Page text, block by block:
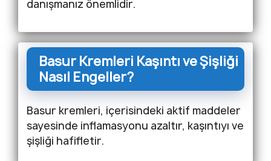
danışmanız önemlidir.
Basur Kremleri Kaşıntı ve Şişliği
Nasıl Engeller?
Basur kremleri, içerisindeki aktif maddeler
sayesinde inflamasyonu azaltır, kaşıntıyı ve
şişliği hafifletir.